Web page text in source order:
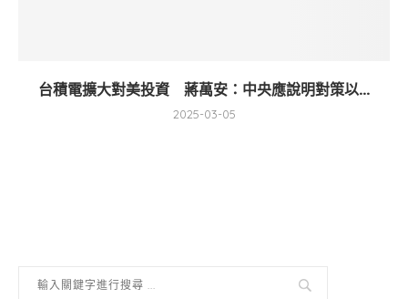
台積電擴大對美投資 蔣萬安：中央應說明對策以...
2025-03-05